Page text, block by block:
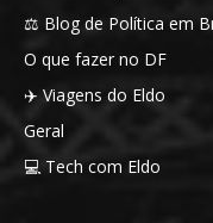
⚖️ Blog de Política em
O que fazer no DF
✈️ Viagens do Eldo
Geral
💻 Tech com Eldo